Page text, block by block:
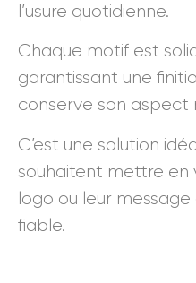
l’usure quotidienne.
Chaque motif est
garantissant une
conserve son aspect
C’est une solution
souhaitent mettre en
logo ou leur
fiable.